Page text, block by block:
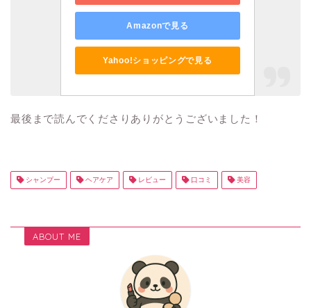
Amazonで見る
Yahoo!ショッピングで見る
最後まで読んでくださりありがとうございました！
シャンプー ヘアケア レビュー 口コミ 美容
ABOUT ME